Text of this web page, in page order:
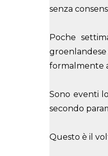
senza
Poche
groenlandese
formalmente
Sono eventi
secondo
Questo è il